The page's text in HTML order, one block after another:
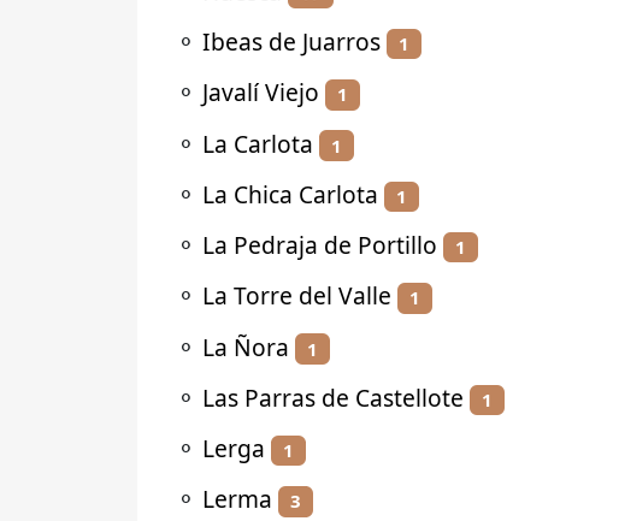
⚬ Ibeas de Juarros 1
⚬ Javalí Viejo 1
⚬ La Carlota 1
⚬ La Chica Carlota 1
⚬ La Pedraja de Portillo 1
⚬ La Torre del Valle 1
⚬ La Ñora 1
⚬ Las Parras de Castellote 1
⚬ Lerga 1
⚬ Lerma 3